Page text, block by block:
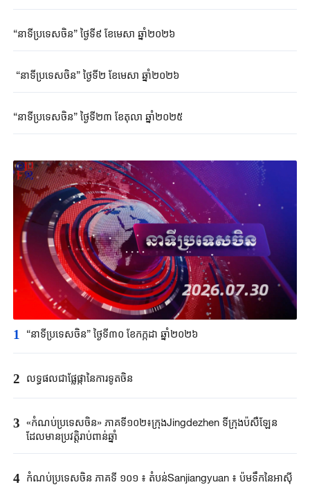
“នាទីប្រទេសចិន” ថ្ងៃទី៩ ខែមេសា ឆ្នាំ២០២៦
“នាទីប្រទេសចិន” ថ្ងៃទី២ ខែមេសា ឆ្នាំ២០២៦
“នាទីប្រទេសចិន” ថ្ងៃទី២៣ ខែតុលា ឆ្នាំ២០២៥
1 “នាទីប្រទេសចិន” ថ្ងៃទី៣០ ខែកក្កដា ឆ្នាំ២០២៦
2 លទ្ធផលជាផ្លែផ្កានៃការទូតចិន
3 «កំណប់ប្រទេសចិន» ភាគទី១០២៖ក្រុងJingdezhen ទីក្រុងប៉សឺឡែន
ដែលមានប្រវត្តិរាប់ពាន់ឆ្នាំ
4 កំណប់ប្រទេសចិន ភាគទី ១០១ ៖ តំបន់Sanjiangyuan ៖ ប៉មទឹកនៃអាស៊ី